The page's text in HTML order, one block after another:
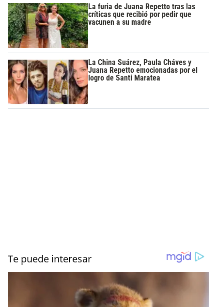
La furia de Juana Repetto tras las
críticas que recibió por pedir que
vacunen a su madre
La China Suárez, Paula Cháves y
Juana Repetto emocionadas por el
logro de Santi Maratea